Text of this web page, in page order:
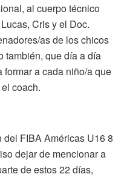
al cuerpo técnico
Cris y el Doc.
as de los chicos
también, que día a día
a cada niño/a que
coach.
dejar de mencionar a
de estos 22 días,